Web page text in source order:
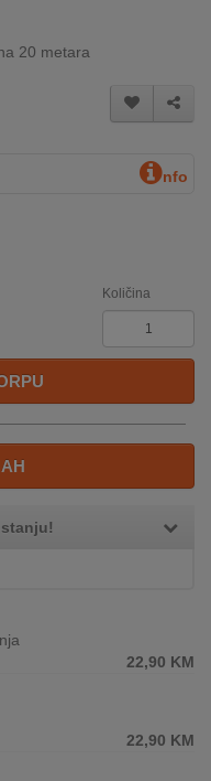
20 metara
nfo
Količina
stanju!
22,90 KM
22,90 KM